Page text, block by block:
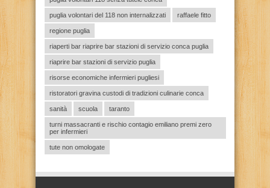
puglia volontari del 118 non internalizzati raffaele fitto
regione puglia
riaperti bar riaprire bar stazioni di servizio conca puglia
riaprire bar stazioni di servizio puglia
risorse economiche infermieri pugliesi
ristoratori gravina custodi di tradizioni culinarie conca
sanità scuola taranto
turni massacranti e rischio contagio emiliano premi zero
per infermieri
tute non omologate